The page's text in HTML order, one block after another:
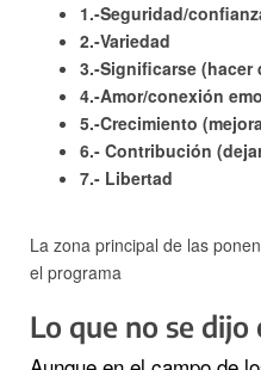
1.-Seguridad/
2.-Variedad
3.-Significarse
4.-Amor/conexión
5.-Crecimiento
6.- Contribución
7.- Libertad
La zona principal de las
el programa
Lo que no se dijo